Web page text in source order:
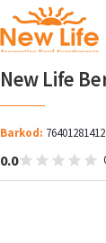
New Life
Barkod:
0.0